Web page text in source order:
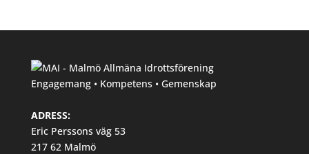
Engagemang • Kompetens • Gemenskap
ADRESS:
Eric Perssons väg 53
217 62 Malmö